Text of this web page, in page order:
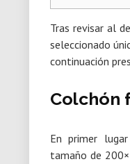
Tras revisar al
seleccionado
continuación
Colchón
En primer
tamaño de